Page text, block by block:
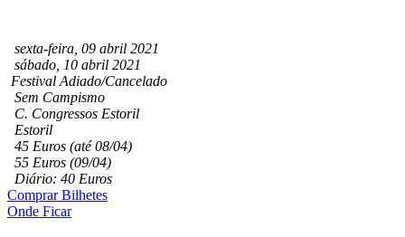
sexta-feira, 09 abril 2021
sábado, 10 abril 2021
Festival Adiado/Cancelado
Sem Campismo
C. Congressos Estoril
Estoril
45 Euros (até 08/04)
55 Euros (09/04)
Diário: 40 Euros
Comprar Bilhetes
Onde Ficar